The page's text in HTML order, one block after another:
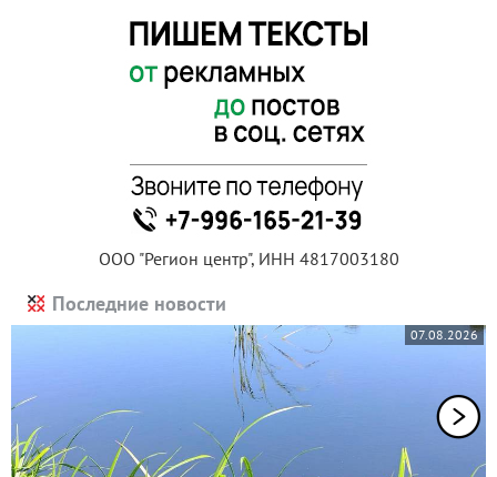
ООО "Регион центр", ИНН 4817003180
Последние новости
07.08.2026